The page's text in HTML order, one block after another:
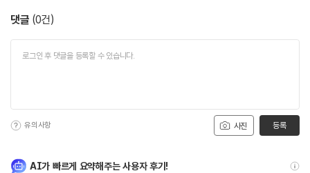
댓글 (0건)
사진
유의사항 등록
AI가 빠르게 요약해주는 사용자 후기!